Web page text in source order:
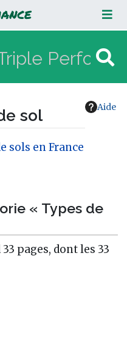
Aide
sol
sols en France
« Types de
pages, dont les 33